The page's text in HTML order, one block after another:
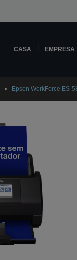
CASA EMPRESA
Epson WorkForce ES-